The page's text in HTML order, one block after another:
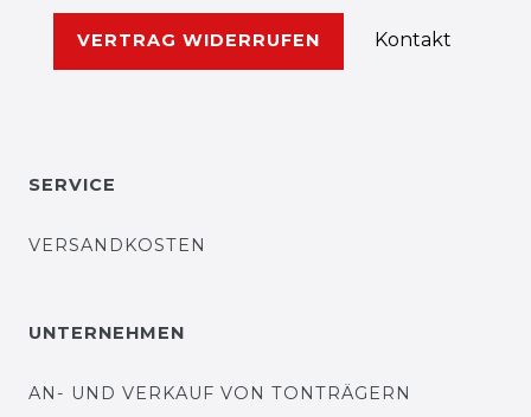
VERTRAG WIDERRUFEN Kontakt
SERVICE
VERSANDKOSTEN
UNTERNEHMEN
AN- UND VERKAUF VON TONTRÄGERN